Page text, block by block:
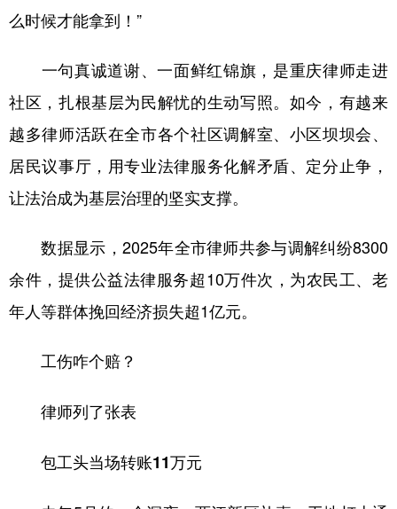
么时候才能拿到！”
一句真诚道谢、一面鲜红锦旗，是重庆律师走进
社区，扎根基层为民解忧的生动写照。如今，有越来
越多律师活跃在全市各个社区调解室、小区坝坝会、
居民议事厅，用专业法律服务化解矛盾、定分止争，
让法治成为基层治理的坚实支撑。
数据显示，2025年全市律师共参与调解纠纷8300
余件，提供公益法律服务超10万件次，为农民工、老
年人等群体挽回经济损失超1亿元。
工伤咋个赔？
律师列了张表
包工头当场转账11万元